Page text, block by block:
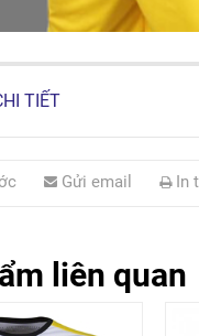
TIẾT
Gửi email In
liên quan